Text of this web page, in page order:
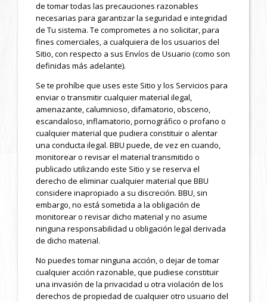
de tomar todas las precauciones razonables
necesarias para garantizar la seguridad e integridad
de Tu sistema. Te comprometes a no solicitar, para
fines comerciales, a cualquiera de los usuarios del
Sitio, con respecto a sus Envíos de Usuario (como son
definidas más adelante).
Se te prohíbe que uses este Sitio y los Servicios para
enviar o transmitir cualquier material ilegal,
amenazante, calumnioso, difamatorio, obsceno,
escandaloso, inflamatorio, pornográfico o profano o
cualquier material que pudiera constituir o alentar
una conducta ilegal. BBU puede, de vez en cuando,
monitorear o revisar el material transmitido o
publicado utilizando este Sitio y se reserva el
derecho de eliminar cualquier material que BBU
considere inapropiado a su discreción. BBU, sin
embargo, no está sometida a la obligación de
monitorear o revisar dicho material y no asume
ninguna responsabilidad u obligación legal derivada
de dicho material.
No puedes tomar ninguna acción, o dejar de tomar
cualquier acción razonable, que pudiese constituir
una invasión de la privacidad u otra violación de los
derechos de propiedad de cualquier otro usuario del